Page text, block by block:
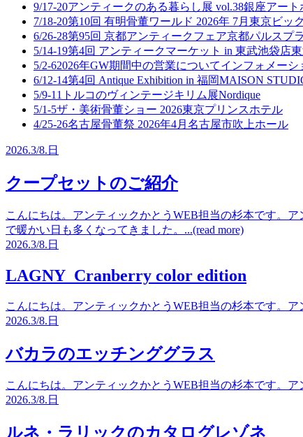
9/17-20アンティークのある暮らし展 vol.38銀座アート
7/18-20第10回 有明骨董ワールド 2026年 7月 東京ビッ
6/26-28第95回 京都アンティークフェア京都パルスプ
5/14-19第4回 アンティークマーケット in 東武池袋店
5/2-62026年GW期間中の営業についてインフォメーシ
6/12-14第4回 Antique Exhibition in 福岡MAISON
5/9-11 トルコのヴィンテージキリム展Nordique
5/1-5ザ・美術骨董ショー 2026東京プリンスホテル
4/25-26名古屋骨董祭 2026年4月 名古屋市吹上ホール
2026.3/8. 日
クープセットのご紹介
こんにちは。アンティックかとうWEB担当の杉本です。
で暖かい日も多くなってきました。...(read more)
2026.3/8. 日
LAGNY Cranberry color edition
こんにちは。アンティックかとうWEB担当の杉本です。
2026.3/8. 日
バカラのエッチンググラス
こんにちは。アンティックかとうWEB担当の杉本です。
2026.3/8. 日
ルネ・ラリックのカタログレゾネ